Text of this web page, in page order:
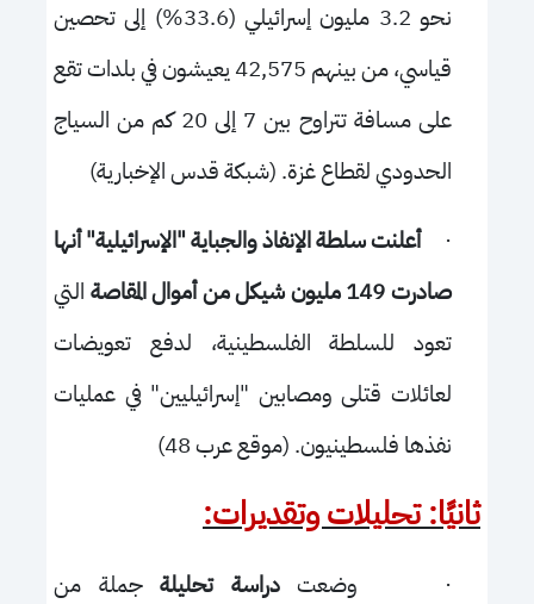
نحو 3.2 مليون إسرائيلي (33.6%) إلى تحصين
قياسي، من بينهم 42,575 يعيشون في بلدات تقع
على مسافة تتراوح بين 7 إلى 20 كم من السياج
الحدودي لقطاع غزة. (شبكة قدس الإخبارية)
·أعلنت سلطة الإنفاذ والجباية "الإسرائيلية" أنها
صادرت 149 مليون شيكل
من أموال المقاصة التي
تعود للسلطة الفلسطينية، لدفع تعويضات
لعائلات قتلى ومصابين "إسرائيليين" في عمليات
نفذها فلسطينيون. (موقع عرب 48)
ثانيًا: تحليلات وتقديرات:
· وضعتدراسة تحليلةجملة من